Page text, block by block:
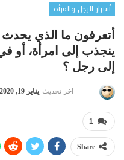
أسرار الرجل والمرأة
أتعرفون ما الذي
ينجذب إلى امرأة، أو
إلى رجل ؟
اخر تحديث يناير 19, 2020
1
Share